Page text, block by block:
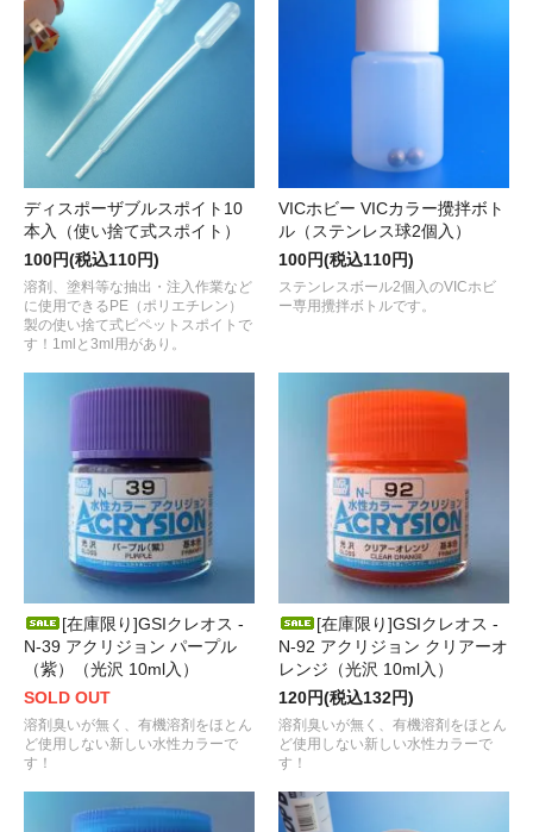
ディスポーザブルスポイト10
本入（使い捨て式スポイト）
100円(税込110円)
溶剤、塗料等な抽出・注入作業など
に使用できるPE（ポリエチレン）
製の使い捨て式ピペットスポイトで
す！1mlと3ml用があり。
VICホビー VICカラー攪拌ボト
ル（ステンレス球2個入）
100円(税込110円)
ステンレスボール2個入のVICホビ
ー専用攪拌ボトルです。
[在庫限り]GSIクレオス -
N-39 アクリジョン パープル
（紫）（光沢 10ml入）
SOLD OUT
溶剤臭いが無く、有機溶剤をほとん
ど使用しない新しい水性カラーで
す！
[在庫限り]GSIクレオス -
N-92 アクリジョン クリアーオ
レンジ（光沢 10ml入）
120円(税込132円)
溶剤臭いが無く、有機溶剤をほとん
ど使用しない新しい水性カラーで
す！